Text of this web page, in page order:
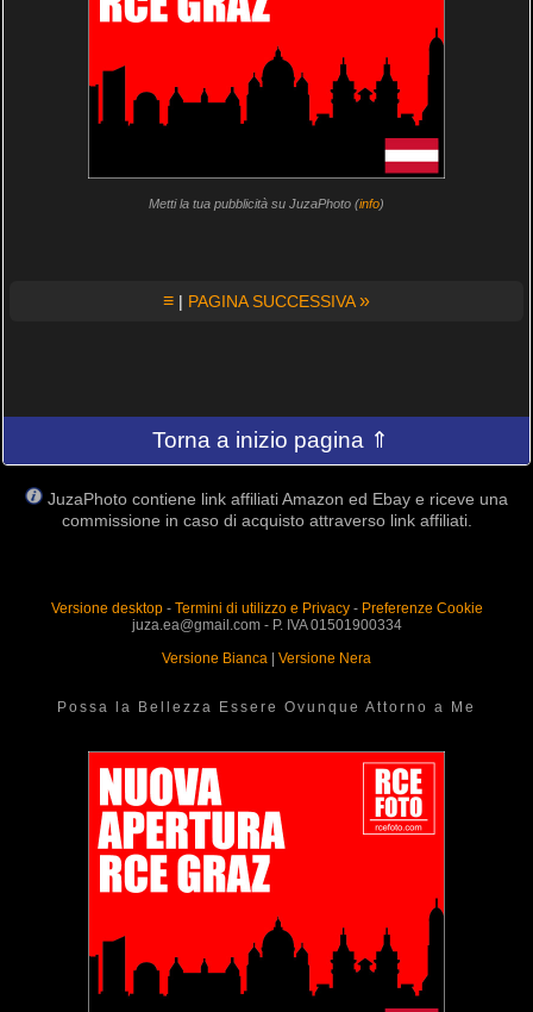
Metti la tua pubblicità su JuzaPhoto (info)
≡ | PAGINA SUCCESSIVA»
Torna a inizio pagina ⇑
JuzaPhoto contiene link affiliati Amazon ed Ebay e riceve una
commissione in caso di acquisto attraverso link affiliati.
Versione desktop- Termini di utilizzo e Privacy- Preferenze Cookie
juza.ea@gmail.com - P. IVA 01501900334
Versione Bianca
Versione Nera
Possa la Bellezza Essere Ovunque Attorno a Me